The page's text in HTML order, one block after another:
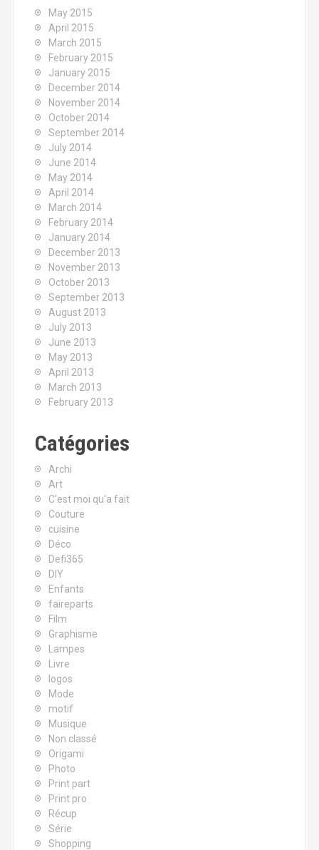
May 2015
April 2015
March 2015
February 2015
January 2015
December 2014
November 2014
October 2014
September 2014
July 2014
June 2014
May 2014
April 2014
March 2014
February 2014
January 2014
December 2013
November 2013
October 2013
September 2013
August 2013
July 2013
June 2013
May 2013
April 2013
March 2013
February 2013
Catégories
Archi
Art
C'est moi qu'a fait
Couture
cuisine
Déco
Defi365
DIY
Enfants
faireparts
Film
Graphisme
Lampes
Livre
logos
Mode
motif
Musique
Non classé
Origami
Photo
Print part
Print pro
Récup
Série
Shopping